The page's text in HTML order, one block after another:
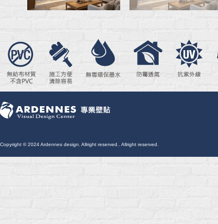
Copyright © 2024 Ardennes design. Allright reserved.. Allright reserved.